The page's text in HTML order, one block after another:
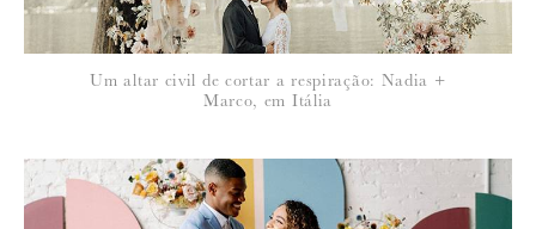
Um altar civil de cortar a respiração: Nadia +
Marco, em Itália